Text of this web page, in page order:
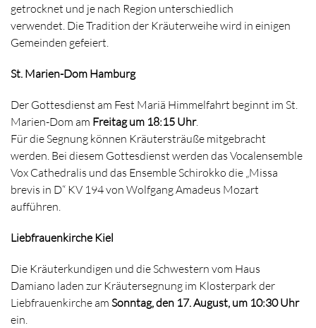
getrocknet und je nach Region unterschiedlich
verwendet. Die Tradition der Kräuterweihe wird in einigen
Gemeinden gefeiert.
St. Marien-Dom Hamburg
Der Gottesdienst am Fest Mariä Himmelfahrt beginnt im St.
Marien-Dom am Freitag um 18:15 Uhr.
Für die Segnung können Kräutersträuße mitgebracht
werden. Bei diesem Gottesdienst werden das Vocalensemble
Vox Cathedralis und das Ensemble Schirokko die „Missa
brevis in D“ KV 194 von Wolfgang Amadeus Mozart
aufführen.
Liebfrauenkirche Kiel
Die Kräuterkundigen und die Schwestern vom Haus
Damiano laden zur Kräutersegnung im Klosterpark der
Liebfrauenkirche am Sonntag, den 17. August, um 10:30 Uhr
ein.